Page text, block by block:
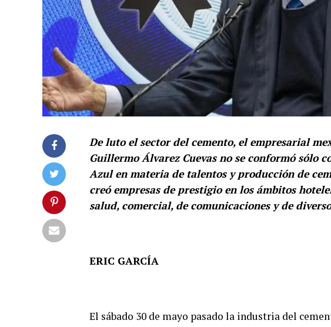
De luto el sector del cemento, el empresarial
Guillermo Álvarez Cuevas no se conformó sólo
Azul en materia de talentos y producción de
creó empresas de prestigio en los ámbitos
salud, comercial, de comunicaciones y de
ERIC GARCÍA
El sábado 30 de mayo pasado la industria del